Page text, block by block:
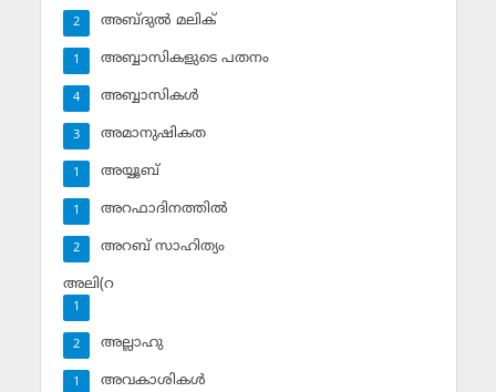
അബ്ദുല്‍ മലിക്‌
2
അബ്ബാസികളുടെ പതനം
1
അബ്ബാസികള്‍
4
അമാനുഷികത
3
അയ്യൂബ്‌
1
അറഫാദിനത്തില്‍
1
അറബ് സാഹിത്യം
2
അലി(റ
1
അല്ലാഹു
2
അവകാശികള്‍
1